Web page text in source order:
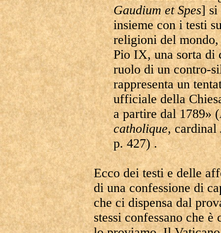
Gaudium et Spes] si
insieme con i testi
religioni del
Pio IX, una sorta di
ruolo di un contro-
rappresenta un
ufficiale della
a partire dal 1789» (
catholique, cardinal
p. 427) .
Ecco dei testi e delle
di una confessione di
che ci dispensa dal
stessi confessano che